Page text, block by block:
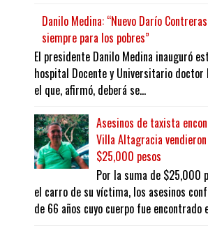
Danilo Medina: “Nuevo Darío
siempre para los pobres”
El presidente Danilo Medina inauguró
hospital Docente y Universitario doctor
el que, afirmó, deberá se...
Asesinos de taxista
Villa Altagracia
$25,000 pesos
Por la suma de $25,000
el carro de su víctima, los asesinos
de 66 años cuyo cuerpo fue encontrado